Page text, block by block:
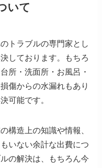
いて
トラブルの専門家とし
しております。もちろ
所・洗面所・お風呂・
傷からの水漏れもあり
可能です。
構造上の知識や情報、
いない余計な出費につ
の解決は、もちろん今